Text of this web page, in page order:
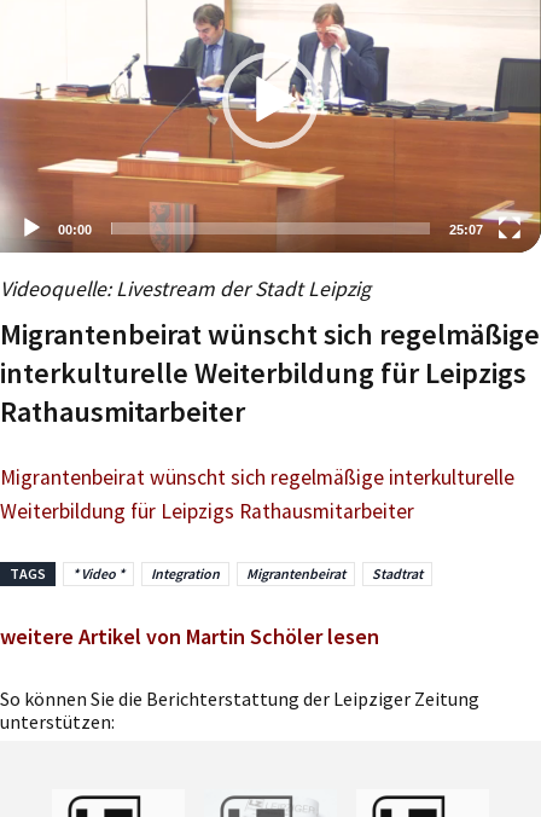
Player
00:00 25:07
Videoquelle: Livestream der Stadt Leipzig
Migrantenbeirat wünscht sich regelmäßige
interkulturelle Weiterbildung für Leipzigs
Rathausmitarbeiter
Migrantenbeirat wünscht sich regelmäßige interkulturelle
Weiterbildung für Leipzigs Rathausmitarbeiter
TAGS * Video * Integration Migrantenbeirat Stadtrat
weitere Artikel von Martin Schöler lesen
So können Sie die Berichterstattung der Leipziger Zeitung
unterstützen: